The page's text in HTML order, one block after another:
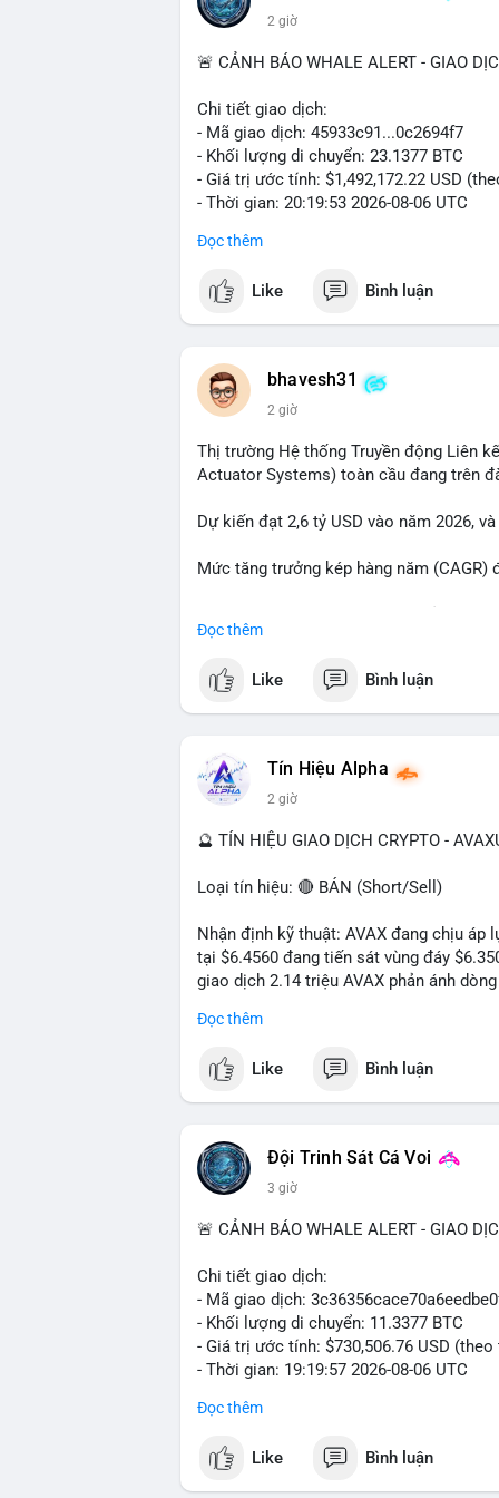
2 giờ
🚨 CẢNH BÁO WHALE ALERT - GIAO
Chi tiết giao dịch:
- Mã giao dịch: 45933c91...0c2694f7
- Khối lượng di chuyển: 23.1377 BTC
- Giá trị ước tính: $1,492,172.22 USD
- Thời gian: 20:19:53 2026-08-06 UTC
Nhận định phân tích hành vi của Cá voi
tiền đáng chú ý nhưng chưa đến mức
đang tái phân bổ tài sản giữa các ví
áp lực bán ngắn hạn có thể xuất hiện,
Lời khuyên ngắn gọn cho nhà đầu tư
trọng đòn bẩy. Ngược lại, nếu BTC
tích cực.
#23dot14btc #chuyenvilanh #aplucban
Đọc thêm
Like Bình luận
bhavesh31
2 giờ
Thị trường Hệ thống Truyền động Liên
Actuator Systems) toàn cầu đang trên
Dự kiến đạt 2,6 tỷ USD vào năm 2026,
Mức tăng trưởng kép hàng năm (CAGR)
Đọc thêm
Like Bình luận
Tín Hiệu Alpha
2 giờ
🔮 TÍN HIỆU GIAO DỊCH CRYPTO -
Loại tín hiệu: 🔴 BÁN (Short/Sell)
Nhận định kỹ thuật: AVAX đang chịu áp
tại $6.4560 đang tiến sát vùng đáy
giao dịch 2.14 triệu AVAX phản ánh
- Vùng Entry: $6.4500 - $6.4800
- Mục tiêu chốt lời (Take Profit - TP):
Lời khuyên quản trị vốn: Khối lượng lệnh
sau khi vào lệnh để bảo vệ tài khoản
#shortavax #avax6450 #bearishavax
Đọc thêm
Like Bình luận
Đội Trinh Sát Cá Voi
3 giờ
🚨 CẢNH BÁO WHALE ALERT - GIAO
Chi tiết giao dịch:
- Mã giao dịch:
- Khối lượng di chuyển: 11.3377 BTC
- Giá trị ước tính: $730,506.76 USD (theo
- Thời gian: 19:19:57 2026-08-06 UTC
Giao dịch 11.3377 BTC trị giá hơn 730
phải dòng tiền tổ chức khổng lồ. Hành
phản ánh hai kịch bản: hoặc cá voi
Đọc thêm
Like Bình luận